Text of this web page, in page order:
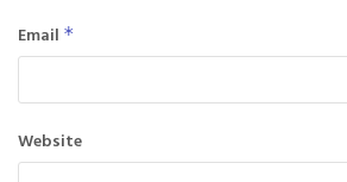
Email *
Website